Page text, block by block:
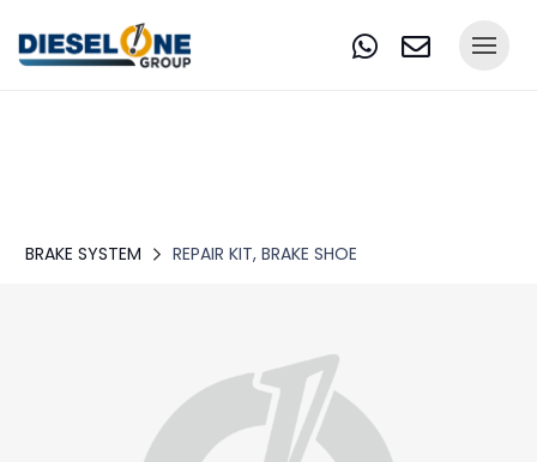
BRAKE SYSTEM REPAIR KIT, BRAKE SHOE